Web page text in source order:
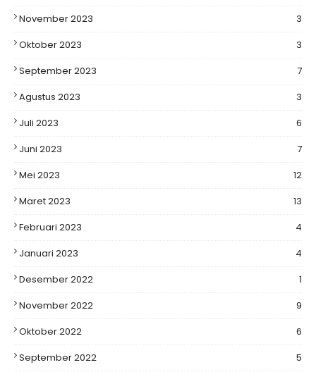
November 2023
3
Oktober 2023
3
September 2023
7
Agustus 2023
3
Juli 2023
6
Juni 2023
7
Mei 2023
12
Maret 2023
13
Februari 2023
4
Januari 2023
4
Desember 2022
1
November 2022
9
Oktober 2022
6
September 2022
5